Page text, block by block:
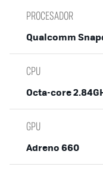
PROCESADOR
Qualcomm
CPU
Octa-core
GPU
Adreno 660